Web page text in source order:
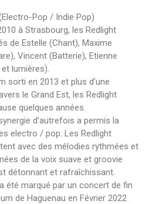
Pop / Indie Pop)
à Strasbourg, les Redlight
de Estelle (Chant), Maxime
Vincent (Batterie), Etienne
lumières).
sorti en 2013 et plus d’une
le Grand Est, les Redlight
quelques années.
d’autrefois a permis la
electro / pop. Les Redlight
avec des mélodies rythmées et
de la voix suave et groovie
détonnant et rafraîchissant.
été marqué par un concert de fin
de Haguenau en Février 2022